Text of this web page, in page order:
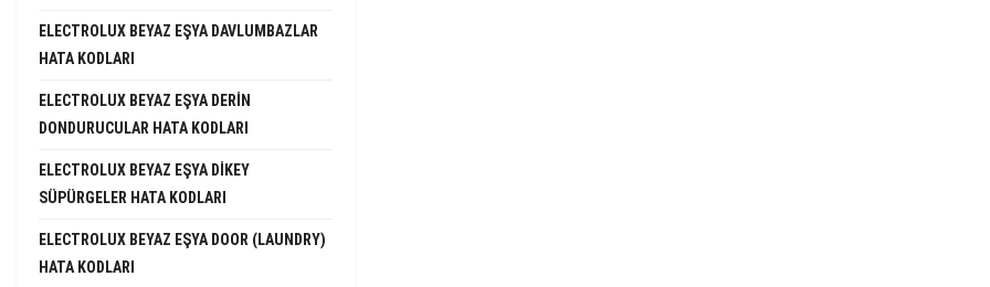
ELECTROLUX BEYAZ EŞYA DAVLUMBAZLAR
HATA KODLARI
ELECTROLUX BEYAZ EŞYA DERIN
DONDURUCULAR HATA KODLARI
ELECTROLUX BEYAZ EŞYA DIKEY
SÜPÜRGELER HATA KODLARI
ELECTROLUX BEYAZ EŞYA DOOR (LAUNDRY)
HATA KODLARI